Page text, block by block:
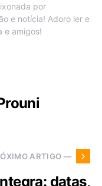
por
e notícia! Adoro ler e
e amigos!
ARTIGO —
datas,